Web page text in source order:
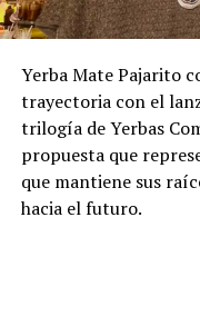
Yerba Mate Pajarito
trayectoria con el
trilogía de Yerbas
propuesta que
que mantiene sus
hacia el futuro.